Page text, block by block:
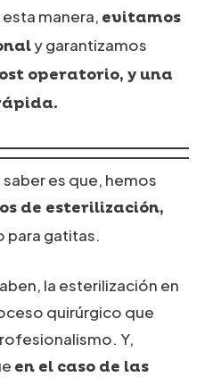
manera, evitamos
y garantizamos
operatorio, y una
es que, hemos
de esterilización,
para gatitas.
la esterilización en
quirúrgico que
Y,
en el caso de las